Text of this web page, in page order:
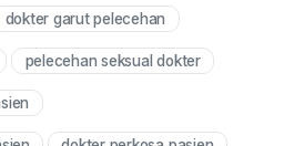
dokter garut pelecehan
pelecehan seksual dokter